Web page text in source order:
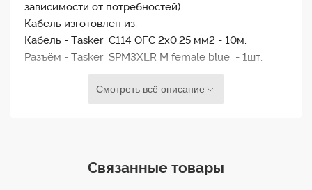
зависимости от потребностей)
Кабель изготовлен из:
Кабель - Tasker C114 OFC 2х0.25 мм2 - 10м.
Разъём - Tasker SPM3XLR M female blue - 1шт.
Смотреть всё описание
Связанные товары